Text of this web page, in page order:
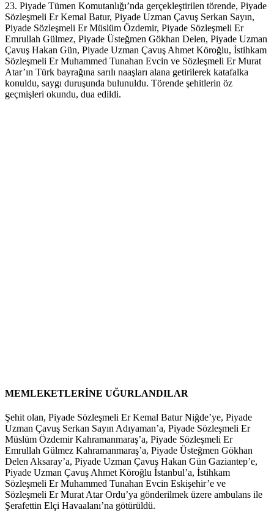
23. Piyade Tümen Komutanlığı’nda gerçekleştirilen törende, Piyade
Sözleşmeli Er Kemal Batur, Piyade Uzman Çavuş Serkan Sayın,
Piyade Sözleşmeli Er Müslüm Özdemir, Piyade Sözleşmeli Er
Emrullah Gülmez, Piyade Üsteğmen Gökhan Delen, Piyade Uzman
Çavuş Hakan Gün, Piyade Uzman Çavuş Ahmet Köroğlu, İstihkam
Sözleşmeli Er Muhammed Tunahan Evcin ve Sözleşmeli Er Murat
Atar’ın Türk bayrağına sarılı naaşları alana getirilerek katafalka
konuldu, saygı duruşunda bulunuldu. Törende şehitlerin öz
geçmişleri okundu, dua edildi.
MEMLEKETLERİNE UĞURLANDILAR
Şehit olan, Piyade Sözleşmeli Er Kemal Batur Niğde’ye, Piyade
Uzman Çavuş Serkan Sayın Adıyaman’a, Piyade Sözleşmeli Er
Müslüm Özdemir Kahramanmaraş’a, Piyade Sözleşmeli Er
Emrullah Gülmez Kahramanmaraş’a, Piyade Üsteğmen Gökhan
Delen Aksaray’a, Piyade Uzman Çavuş Hakan Gün Gaziantep’e,
Piyade Uzman Çavuş Ahmet Köroğlu İstanbul’a, İstihkam
Sözleşmeli Er Muhammed Tunahan Evcin Eskişehir’e ve
Sözleşmeli Er Murat Atar Ordu’ya gönderilmek üzere ambulans ile
Şerafettin Elçi Havaalanı’na götürüldü.